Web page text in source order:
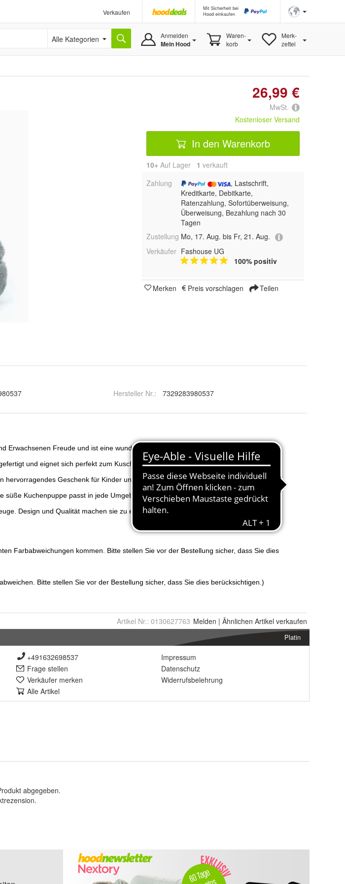
Verkaufen
Mit Sicherheit bei
Hood einkaufen
Alle Kategorien Anmelden
Mein Hood
Waren-
korb
Merk-
zettel
26,99 €
MwSt.
Kostenloser Versand
In den Warenkorb
10+ Auf Lager 1 verkauft
Zahlung
, Lastschrift,
Kreditkarte, Debitkarte,
Ratenzahlung, Sofortüberweisung,
Überweisung, Bezahlung nach 30
Tagen
Zustellung Mo, 17. Aug. bis Fr, 21. Aug.
Verkäufer Fashouse UG
100% positiv
Merken Preis vorschlagen Teilen
Hersteller Nr.: 7329283980537
Artikel Nr.: 0130627763 Melden | Ähnlichen Artikel verkaufen
Platin
+491632698537
Frage stellen
Verkäufer merken
Alle Artikel
Impressum
Datenschutz
Widerrufsbelehrung
abgegeben.
.